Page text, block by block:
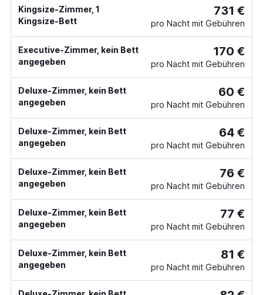
Kingsize-Zimmer, 1
Kingsize-Bett
731 €
pro Nacht mit Gebühren
Executive-Zimmer, kein Bett
angegeben
170 €
pro Nacht mit Gebühren
Deluxe-Zimmer, kein Bett
angegeben
60 €
pro Nacht mit Gebühren
Deluxe-Zimmer, kein Bett
angegeben
64 €
pro Nacht mit Gebühren
Deluxe-Zimmer, kein Bett
angegeben
76 €
pro Nacht mit Gebühren
Deluxe-Zimmer, kein Bett
angegeben
77 €
pro Nacht mit Gebühren
Deluxe-Zimmer, kein Bett
angegeben
81 €
pro Nacht mit Gebühren